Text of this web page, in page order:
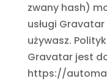
zwany hash)
usługi
używasz.
Gravatar jest
https://